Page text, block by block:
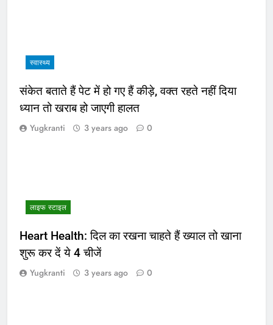
स्वास्थ्य
संकेत बताते हैं पेट में हो गए हैं कीड़े, वक्त रहते नहीं दिया
ध्यान तो खराब हो जाएगी हालत
Yugkranti 3 years ago 0
लाइफ स्टाइल
Heart Health: दिल का रखना चाहते हैं ख्याल तो खाना
शुरू कर दें ये 4 चीजें
Yugkranti 3 years ago 0